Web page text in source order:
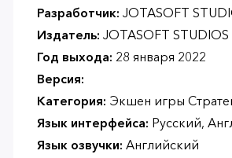
Разработчик: JOTASOFT
Издатель: JOTASOFT STUDIOS
Год выхода: 28 января 2022
Версия:
Категория: Экшен игры
Язык интерфейса: Русский,
Язык озвучки: Английский